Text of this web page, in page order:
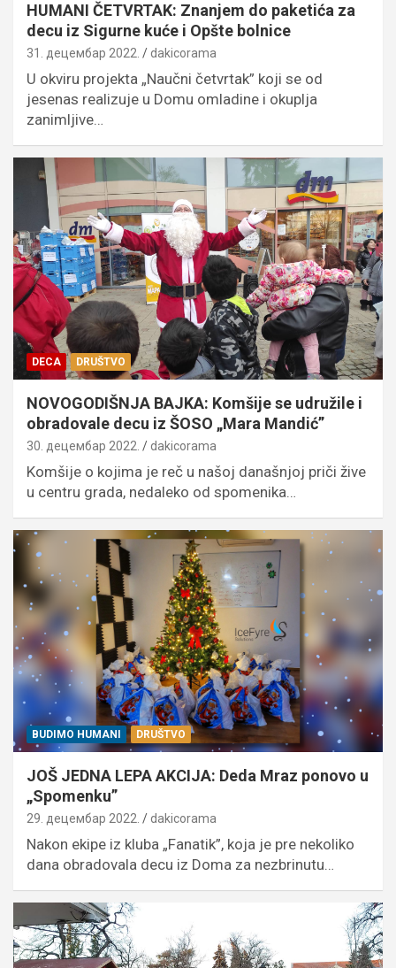
HUMANI ČETVRTAK: Znanjem do paketića za
decu iz Sigurne kuće i Opšte bolnice
31. децембар 2022. dakicorama
U okviru projekta „Naučni četvrtak” koji se od
jesenas realizuje u Domu omladine i okuplja
zanimljive…
DECA DRUŠTVO
NOVOGODIŠNJA BAJKA: Komšije se udružile i
obradovale decu iz ŠOSO „Mara Mandić”
30. децембар 2022. dakicorama
Komšije o kojima je reč u našoj današnjoj priči žive
u centru grada, nedaleko od spomenika…
BUDIMO HUMANI DRUŠTVO
JOŠ JEDNA LEPA AKCIJA: Deda Mraz ponovo u
„Spomenku”
29. децембар 2022. dakicorama
Nakon ekipe iz kluba „Fanatik”, koja je pre nekoliko
dana obradovala decu iz Doma za nezbrinutu…